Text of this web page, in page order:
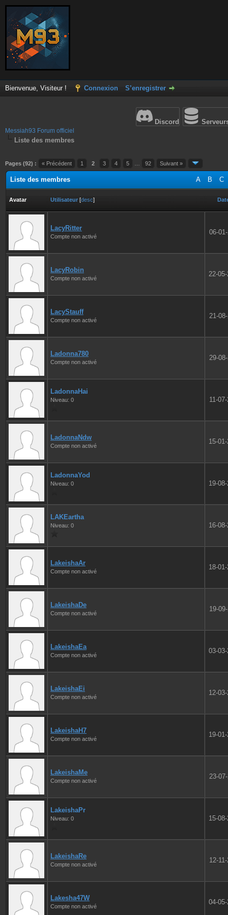
Bienvenue, Visiteur ! Connexion S’enregistrer
Discord
Messiah93 Forum officiel
Liste des membres
Pages (92) : « Précédent 1 2 3 4 5 92 Suivant »
A B C
Liste des membres
Avatar Utilisateur [desc]
LacyRitter
Compte non activé
06-
LacyRobin
Compte non activé
22-
LacyStauff
Compte non activé
21-
Ladonna780
Compte non activé
29-
LadonnaHai
Niveau: 0 11-
LadonnaNdw
Compte non activé
15-
LadonnaYod
Niveau: 0 19-
LAKEartha
Niveau: 0 16-
LakeishaAr
Compte non activé
18-
LakeishaDe
Compte non activé
19-
LakeishaEa
Compte non activé
03-
LakeishaEi
Compte non activé
12-
LakeishaH7
Compte non activé
19-
LakeishaMe
Compte non activé
23-
LakeishaPr
Niveau: 0 15-
LakeishaRe
Compte non activé
12-
Lakesha47W
Compte non activé
04-